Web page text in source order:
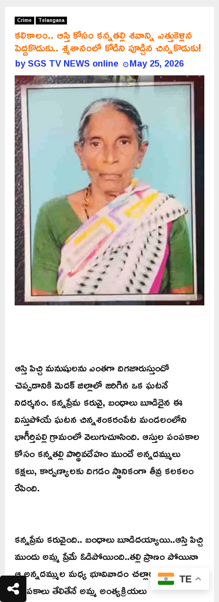
Crime Telangana
కలికాలం.. ఆస్తి కోసం కన్నతల్లి శవాన్ని ఎత్తుకెళ్లిన
పెద్దకొడుకు.. శ్మశానంలో కోడిని పూడ్చిన చిన్నకొడుకు!
bySGS TV NEWS online May 25, 2026
ఆస్తి పిచ్చి మనుషులను ఎంతగా దిగజారుస్తుందో
చెప్పడానికి మెదక్ జిల్లాలో జరిగిన ఒక ఘటనే
నిదర్శనం. కన్నప్రేమ కరువై, బంధాలు బూడిదైన ఈ
విస్తుపోయే ఘటన చిన్నశంకరంపేట మండలంలోని
భాగీర్తిపల్లి గ్రామంలో వెలుగుచూసింది. ఆస్తుల పంపకాల
కోసం కన్నతల్లి పార్థివదేహం ముందే అన్నదమ్ములు
కక్షలు, కార్పణ్యాలకు దిగడం స్థానికంగా తీవ్ర కలకలం
రేపింది.
కన్నప్రేమ కరువైంది.. బంధాలు బూడిదయ్యాయి..ఆస్తి పిచ్చి
ముందు అమ్మ ప్రేమే ఓడిపోయింది..తల్లి ప్రాణం పోయినా
ఆ అన్నదమ్ముల మధ్య భూవివాదం చల్లారలేదు. ఆస్తుల
పంపకాలు తేలితేనే అమ్మ అంత్యక్రియలు
TE